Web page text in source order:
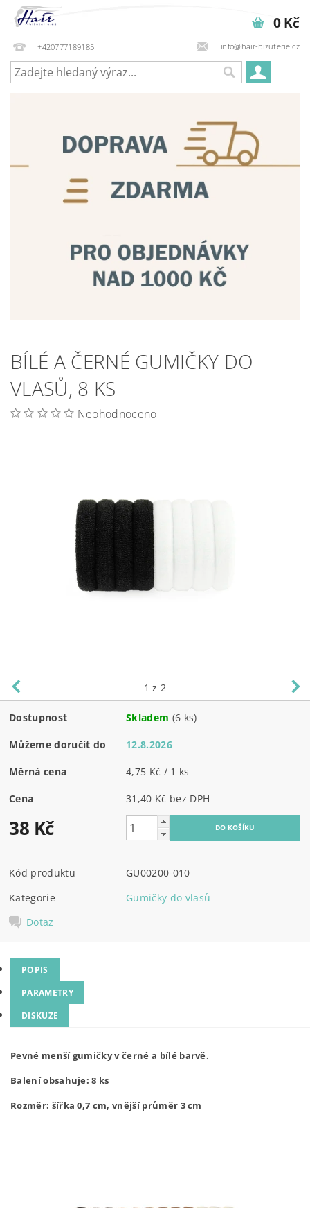
+420777189185 info@hair-bizuterie.cz
0 Kč
BÍLÉ A ČERNÉ GUMIČKY DO
VLASŮ, 8 KS
Neohodnoceno
1 z 2
Dostupnost Skladem (6 ks)
Můžeme doručit do 12.8.2026
Měrná cena 4,75 Kč / 1 ks
Cena 31,40 Kč bez DPH
38 Kč
Kód produktu
GU00200-010
Kategorie
Gumičky do vlasů
Dotaz
POPIS
PARAMETRY
DISKUZE
Pevné menší gumičky v černé a bílé barvě.
Balení obsahuje: 8 ks
Rozměr: šířka 0,7 cm, vnější průměr 3 cm